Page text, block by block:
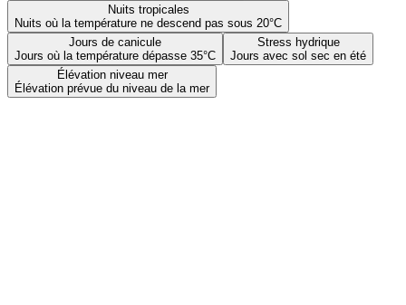
Nuits tropicales
Nuits où la température ne descend pas sous 20°C
Jours de canicule
Jours où la température dépasse 35°C
Stress hydrique
Jours avec sol sec en été
Élévation niveau mer
Élévation prévue du niveau de la mer